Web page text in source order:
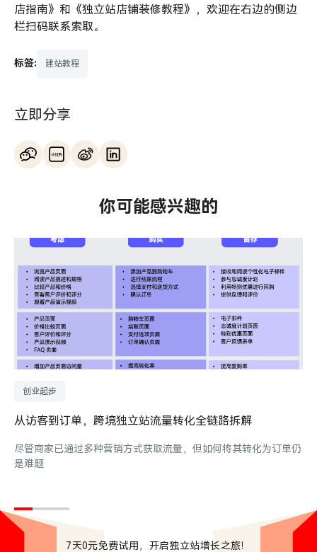
店指南》和《独立站店铺装修教程》，欢迎在右边的侧边
栏扫码联系索取。
标签: 建站教程
立即分享
你可能感兴趣的
创业起步
从访客到订单，跨境独立站流量转化全链路拆解
尽管商家已通过多种营销方式获取流量，但如何将其转化为订单仍
是难题
7天0元免费试用，开启独立站增长之旅！